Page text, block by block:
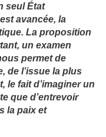
seul État
avancée, la
La proposition
un examen
permet de
de l’issue la plus
le fait d’imaginer un
que d’entrevoir
la paix et